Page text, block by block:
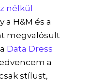
nélkül
a H&M és a
megvalósult
Data Dress
a
stílust,